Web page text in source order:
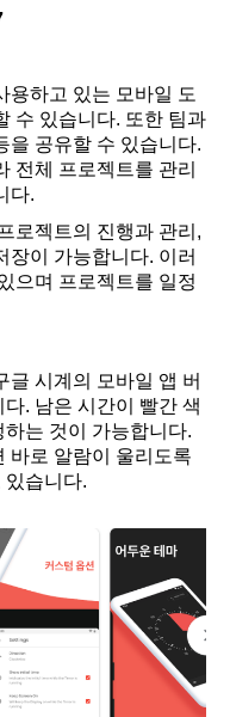
용하고 있는 모바일 도
수 있습니다. 또한 팀과
을 공유할 수 있습니다.
전체 프로젝트를 관리
다.
로젝트의 진행과 관리,
장이 가능합니다. 이러
으며 프로젝트를 일정
글 시계의 모바일 앱 버
. 남은 시간이 빨간 색
는 것이 가능합니다.
바로 알람이 울리도록
있습니다.